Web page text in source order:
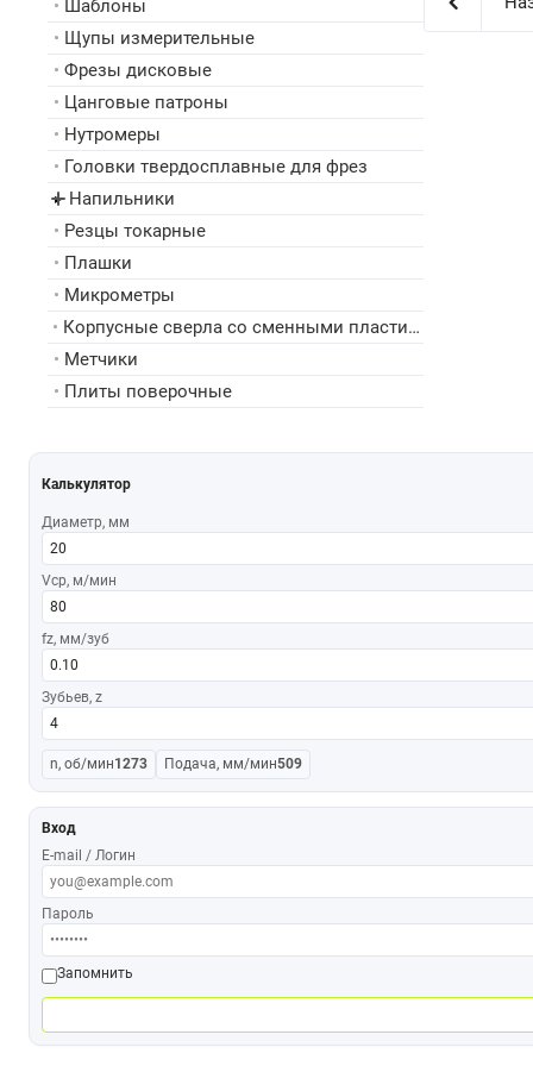
• Шаблоны
• Щупы измерительные
• Фрезы дисковые
• Цанговые патроны
• Нутромеры
• Головки твердосплавные для фрез
▸ Напильники
• Резцы токарные
• Плашки
• Микрометры
•
Корпусные сверла со сменными пластинами
• Метчики
• Плиты поверочные
Калькулятор
Диаметр, мм
Vср, м/мин
fz, мм/зуб
Зубьев, z
n, об/мин1273 Подача, мм/мин509
Вход
E-mail / Логин
Пароль
Запомнить